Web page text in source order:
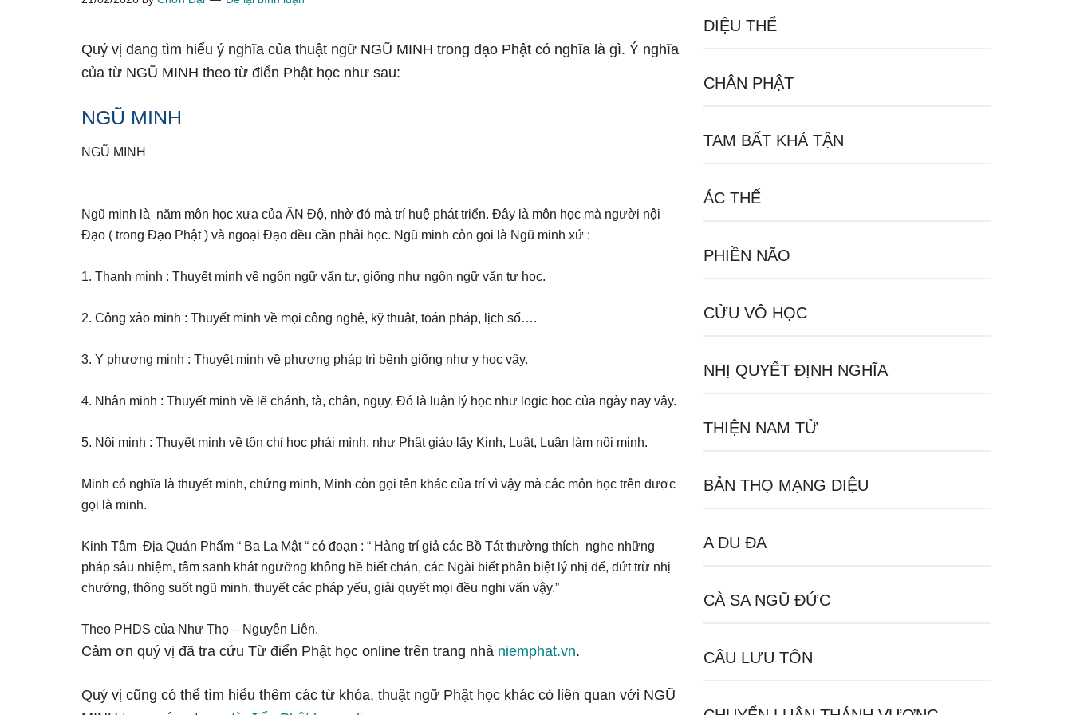
Quý vị đang tìm hiểu ý nghĩa của thuật ngữ NGŨ MINH trong đạo Phật có nghĩa là gì. Ý nghĩa
của từ NGŨ MINH theo từ điển Phật học như sau:
NGŨ MINH
NGŨ MINH
Ngũ minh là năm môn học xưa của ẤN Độ, nhờ đó mà trí huệ phát triển. Đây là môn học mà người nội
Đạo ( trong Đạo Phật ) và ngoại Đạo đều cần phải học. Ngũ minh còn gọi là Ngũ minh xứ :
1. Thanh minh : Thuyết minh về ngôn ngữ văn tự, giống như ngôn ngữ văn tự học.
2. Công xảo minh : Thuyết minh về mọi công nghệ, kỹ thuật, toán pháp, lịch số….
3. Y phương minh : Thuyết minh về phương pháp trị bệnh giống như y học vậy.
4. Nhân minh : Thuyết minh về lẽ chánh, tà, chân, ngụy. Đó là luận lý học như logic học của ngày nay vậy.
5. Nội minh : Thuyết minh về tôn chỉ học phái mình, như Phật giáo lấy Kinh, Luật, Luận làm nội minh.
Minh có nghĩa là thuyết minh, chứng minh, Minh còn gọi tên khác của trí vì vậy mà các môn học trên được
gọi là minh.
Kinh Tâm Địa Quán Phẩm “ Ba La Mật “ có đoạn : “ Hàng trí giả các Bồ Tát thường thích nghe những
pháp sâu nhiệm, tâm sanh khát ngưỡng không hề biết chán, các Ngài biết phân biệt lý nhị đế, dứt trừ nhị
chướng, thông suốt ngũ minh, thuyết các pháp yếu, giải quyết mọi đều nghi vấn vậy.”
Theo PHDS của Như Thọ – Nguyên Liên.
Cảm ơn quý vị đã tra cứu Từ điển Phật học online trên trang nhà niemphat.vn.
Quý vị cũng có thể tìm hiểu thêm các từ khóa, thuật ngữ Phật học khác có liên quan với NGŨ
DIỆU THỂ
CHÂN PHẬT
TAM BẤT KHẢ TẬN
ÁC THẾ
PHIỀN NÃO
CỬU VÔ HỌC
NHỊ QUYẾT ĐỊNH NGHĨA
THIỆN NAM TỬ
BẢN THỌ MẠNG DIỆU
A DU ĐA
CÀ SA NGŨ ĐỨC
CÂU LƯU TÔN